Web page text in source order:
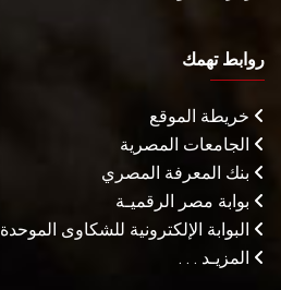
روابط تهمك
خريطة الموقع
الجامعات المصرية
بنك المعرفة المصري
بوابة مصر الرقميـة
البوابة الإلكترونية للشكاوى الموحدة
المزيـد . . .